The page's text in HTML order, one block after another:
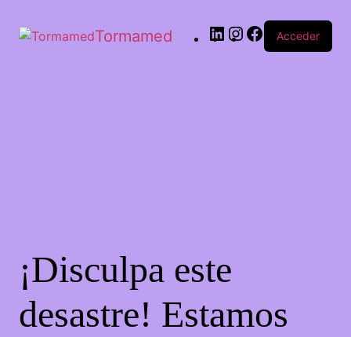
Tormamed Acceder
¡Disculpa este
desastre! Estamos